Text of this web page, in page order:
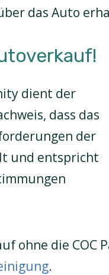
das Auto
dient der
dass das
der
und entspricht
ohne die COC
.